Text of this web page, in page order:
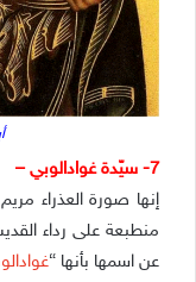
7- سيّدة غوادالوبي –
إنها صورة العذراء
منطبعة على رداء
عن اسمها بأنها “